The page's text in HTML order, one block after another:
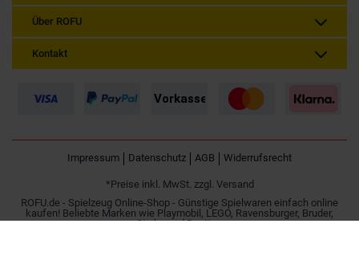
Über ROFU
Kontakt
Impressum Datenschutz AGB Widerrufsrecht
*Preise inkl. MwSt. zzgl. Versand
ROFU.de - Spielzeug Online-Shop - Günstige Spielwaren einfach online
kaufen! Beliebte Marken wie Playmobil, LEGO, Ravensburger, Bruder,
Simba und Besttoy.